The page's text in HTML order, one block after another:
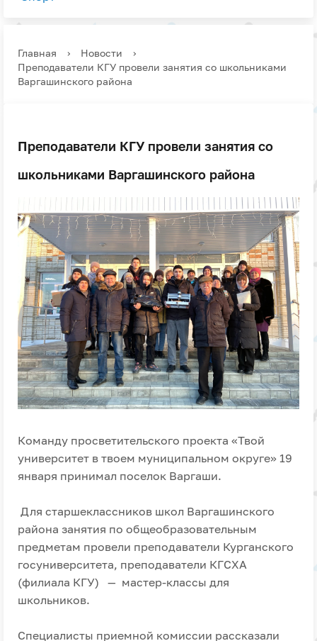
Главная › Новости
›
Преподаватели КГУ провели занятия со школьниками
Варгашинского района
Преподаватели КГУ провели занятия со
школьниками Варгашинского района
Команду просветительского проекта «Твой
университет в твоем муниципальном округе» 19
января принимал поселок Варгаши.
Для старшеклассников школ Варгашинского
района занятия по общеобразовательным
предметам провели преподаватели Курганского
госуниверситета, преподаватели КГСХА
(филиала КГУ) — мастер-классы для
школьников.
Специалисты приемной комиссии рассказали